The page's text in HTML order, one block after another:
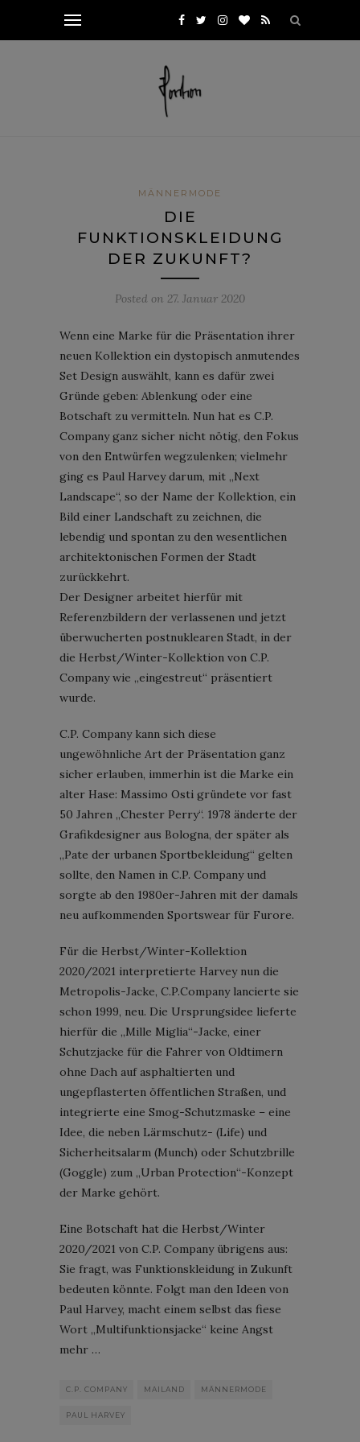
MÄNNERMODE
DIE
FUNKTIONSKLEIDUNG
DER ZUKUNFT?
Posted on 27. Januar 2020
Wenn eine Marke für die Präsentation ihrer
neuen Kollektion ein dystopisch anmutendes
Set Design auswählt, kann es dafür zwei
Gründe geben: Ablenkung oder eine
Botschaft zu vermitteln. Nun hat es C.P.
Company ganz sicher nicht nötig, den Fokus
von den Entwürfen wegzulenken; vielmehr
ging es Paul Harvey darum, mit „Next
Landscape“, so der Name der Kollektion, ein
Bild einer Landschaft zu zeichnen, die
lebendig und spontan zu den wesentlichen
architektonischen Formen der Stadt
zurückkehrt.
Der Designer arbeitet hierfür mit
Referenzbildern der verlassenen und jetzt
überwucherten postnuklearen Stadt, in der
die Herbst/Winter-Kollektion von C.P.
Company wie „eingestreut“ präsentiert
wurde.
C.P. Company kann sich diese
ungewöhnliche Art der Präsentation ganz
sicher erlauben, immerhin ist die Marke ein
alter Hase: Massimo Osti gründete vor fast
50 Jahren „Chester Perry“. 1978 änderte der
Grafikdesigner aus Bologna, der später als
„Pate der urbanen Sportbekleidung“ gelten
sollte, den Namen in C.P. Company und
sorgte ab den 1980er-Jahren mit der damals
neu aufkommenden Sportswear für Furore.
Für die Herbst/Winter-Kollektion
2020/2021 interpretierte Harvey nun die
Metropolis-Jacke, C.P.Company lancierte sie
schon 1999, neu. Die Ursprungsidee lieferte
hierfür die „Mille Miglia“-Jacke, einer
Schutzjacke für die Fahrer von Oldtimern
ohne Dach auf asphaltierten und
ungepflasterten öffentlichen Straßen, und
integrierte eine Smog-Schutzmaske – eine
Idee, die neben Lärmschutz- (Life) und
Sicherheitsalarm (Munch) oder Schutzbrille
(Goggle) zum „Urban Protection“-Konzept
der Marke gehört.
Eine Botschaft hat die Herbst/Winter
2020/2021 von C.P. Company übrigens aus:
Sie fragt, was Funktionskleidung in Zukunft
bedeuten könnte. Folgt man den Ideen von
Paul Harvey, macht einem selbst das fiese
Wort „Multifunktionsjacke“ keine Angst
mehr …
C.P. COMPANY MAILAND MÄNNERMODE
PAUL HARVEY